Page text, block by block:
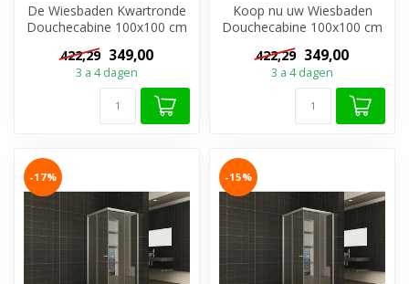
De Wiesbaden Kwartronde
Douchecabine 100x100 cm
keuze voo...
422,29 349,00
3 a 4 dagen
Koop nu uw Wiesbaden
Douchecabine 100x100 cm
Schuifdeur Hoek...
422,29 349,00
3 a 4 dagen
-17% -15%